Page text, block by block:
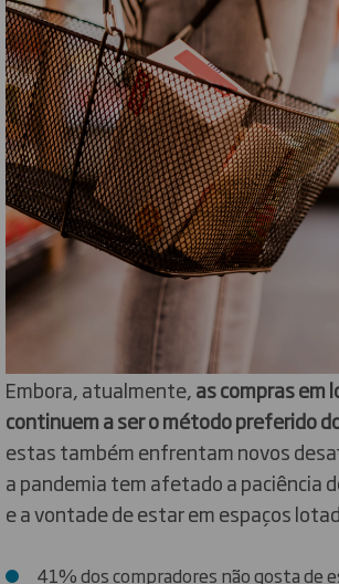
Embora, atualmente,as compras em
continuem a ser o método preferido
estas também enfrentam novos
a pandemia tem afetado a paciência
e a vontade de estar em espaços
41% dos compradores não gosta de